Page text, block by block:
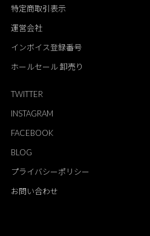
特定商取引表示
運営会社
インボイス登録番号
ホールセール 卸売り
TWITTER
INSTAGRAM
FACEBOOK
BLOG
プライバシーポリシー
お問い合わせ